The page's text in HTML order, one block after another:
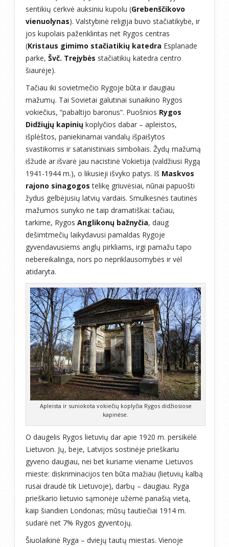
sentikių cerkvė auksiniu kupolu (Grebenščikovo
vienuolynas). Valstybinė religija buvo stačiatikybė, ir
jos kupolais paženklintas net Rygos centras
(Kristaus gimimo stačiatikių katedra Esplanade
parke, Švč. Trejybės stačiatikių katedra centro
šiaurėje).
Tačiau iki sovietmečio Rygoje būta ir daugiau
mažumų. Tai Sovietai galutinai sunaikino Rygos
vokiečius, “pabaltijo baronus”. Puošnios Rygos
Didžiųjų kapinių koplyčios dabar – apleistos,
išplėštos, paniekinamai vandalų išpaišytos
svastikomis ir satanistiniais simboliais. Žydų mažumą
išžudė ar išvarė jau nacistinė Vokietija (valdžiusi Rygą
1941-1944 m.), o likusieji išvyko patys. Iš Maskvos
rajono sinagogos telikę griuvėsiai, nūnai papuošti
žydus gelbėjusių latvių vardais. Smulkesnės tautinės
mažumos sunyko ne taip dramatiškai: tačiau,
tarkime, Rygos Anglikonų bažnyčia, daug
dešimtmečių laikydavusi pamaldas Rygoje
gyvendavusiems anglų pirkliams, irgi pamažu tapo
nebereikalinga, nors po nepriklausomybės ir vėl
atidaryta.
Apleista ir suniokota vokiečių koplyčia Rygos didžiosiose
kapinėse.
O daugelis Rygos lietuvių dar apie 1920 m. persikėlė
Lietuvon. Jų, beje, Latvijos sostinėje prieškariu
gyveno daugiau, nei bet kuriame viename Lietuvos
mieste: diskriminacijos ten būta mažiau (lietuvių kalbą
rusai draudė tik Lietuvoje), darbų – daugiau. Ryga
prieškario lietuvio sąmonėje užėmė panašią vietą,
kaip šiandien Londonas; mūsų tautiečiai 1914 m.
sudarė net 7% Rygos gyventojų.
Šiuolaikinė Ryga – dviejų tautų miestas. Vienoje